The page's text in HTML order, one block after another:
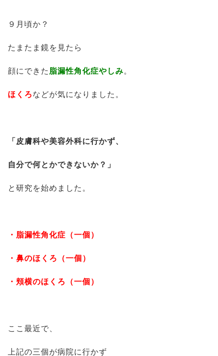
９月頃か？
たまたま鏡を見たら
顔にできた 脂漏性角化症やしみ。
ほくろなどが気になりました。
「皮膚科や美容外科に行かず、
自分で何とかできないか？」
と研究を始めました。
・脂漏性角化症（一個）
・鼻のほくろ（一個）
・頬横のほくろ（一個）
ここ最近で、
上記の三個が病院に行かず